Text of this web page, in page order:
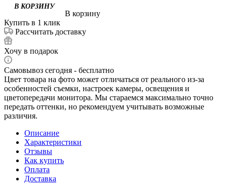
В корзину
Купить в 1 клик
Рассчитать доставку
Хочу в подарок
Самовывоз сегодня - бесплатно
Цвет товара на фото может отличаться от реального из-за
особенностей съемки, настроек камеры, освещения и
цветопередачи монитора. Мы стараемся максимально точно
передать оттенки, но рекомендуем учитывать возможные
различия.
Описание
Характеристики
Отзывы
Как купить
Оплата
Доставка